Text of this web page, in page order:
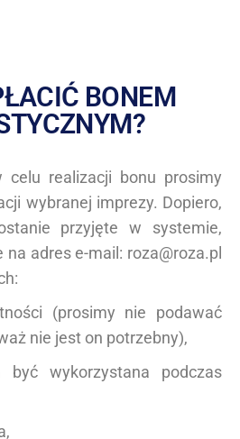
BONEM
celu realizacji bonu prosimy
wybranej imprezy. Dopiero,
przyjęte w systemie,
na adres e-mail: roza@roza.pl
(prosimy nie podawać
nie jest on potrzebny),
wykorzystana podczas